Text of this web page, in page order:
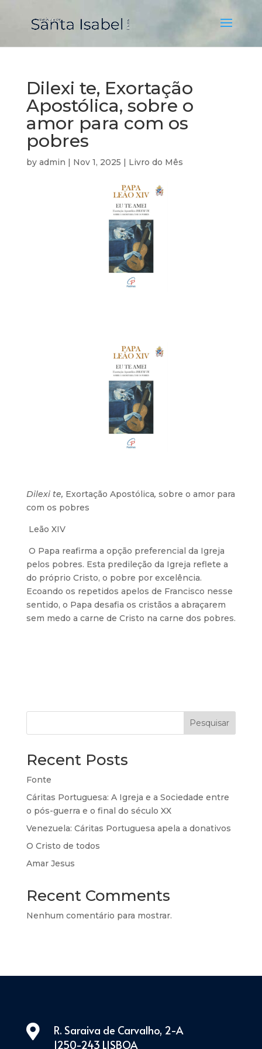
Dilexi te, Exortação
Apostólica, sobre o
amor para com os
pobres
by admin | Nov 1, 2025 | Livro do Mês
Dilexi te, Exortação Apostólica, sobre o amor para
com os pobres
Leão XIV
O Papa reafirma a opção preferencial da Igreja
pelos pobres. Esta predileção da Igreja reflete a
do próprio Cristo, o pobre por excelência.
Ecoando os repetidos apelos de Francisco nesse
sentido, o Papa desafia os cristãos a abraçarem
sem medo a carne de Cristo na carne dos pobres.
Pesquisar
Recent Posts
Fonte
Cáritas Portuguesa: A Igreja e a Sociedade entre
o pós-guerra e o final do século XX
Venezuela: Cáritas Portuguesa apela a donativos
O Cristo de todos
Amar Jesus
Recent Comments
Nenhum comentário para mostrar.

R. Saraiva de Carvalho, 2-A
1250-243 LISBOA